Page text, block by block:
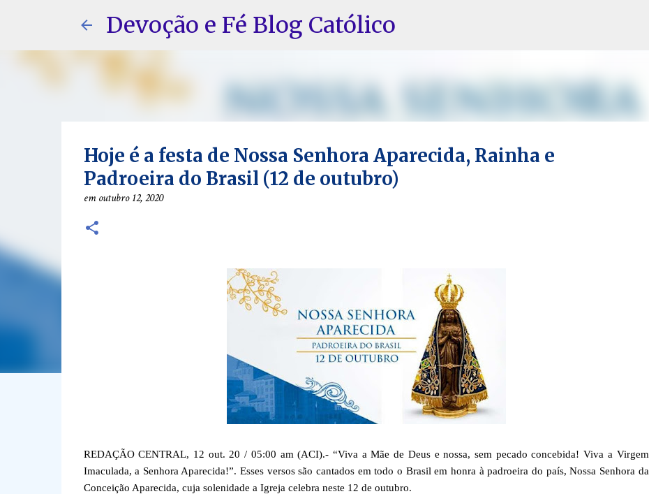
Pular para o conteúdo principal
Devoção e Fé Blog Católico
Hoje é a festa de Nossa Senhora Aparecida, Rainha e
Padroeira do Brasil (12 de outubro)
emoutubro 12, 2020
REDAÇÃO CENTRAL, 12 out. 20 / 05:00 am (ACI).- “Viva a Mãe de Deus e nossa, sem pecado concebida! Viva a Virgem
Imaculada, a Senhora Aparecida!”. Esses versos são cantados em todo o Brasil em honra à padroeira do país, Nossa Senhora da
Conceição Aparecida, cuja solenidade a Igreja celebra neste 12 de outubro.